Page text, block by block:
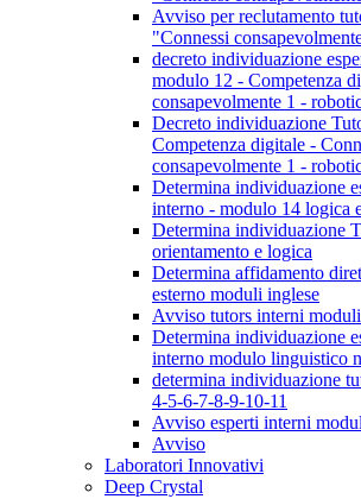
Avviso per reclutamento
"Connessi
decreto individuazione
modulo 12 - Competenza
consapevolmente 1 -
Decreto individuazione
Competenza digitale -
consapevolmente 1 -
Determina individuazione
interno - modulo 14 logica
Determina individuazione
orientamento e logica
Determina affidamento
esterno moduli inglese
Avviso tutors interni
Determina individuazione
interno modulo linguistico
determina individuazione
4-5-6-7-8-9-10-11
Avviso esperti interni
Avviso
Laboratori Innovativi
Deep Crystal